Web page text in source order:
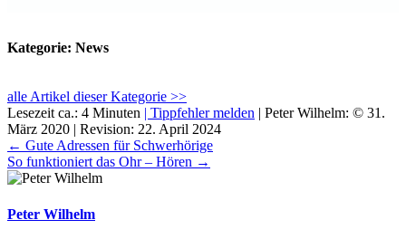
Kategorie: News
alle Artikel dieser Kategorie >>
Lesezeit ca.: 4 Minuten | Tippfehler melden | Peter Wilhelm: © 31.
März 2020 | Revision: 22. April 2024
← Gute Adressen für Schwerhörige
So funktioniert das Ohr – Hören →
Peter Wilhelm